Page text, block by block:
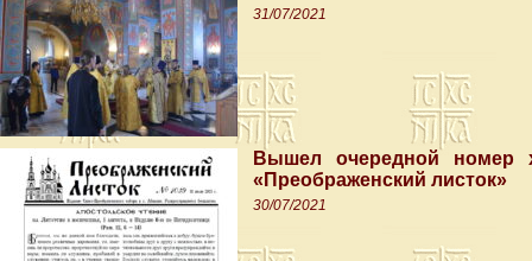
31/07/2021
Вышел очередной номер
«Преображенский листок»
30/07/2021